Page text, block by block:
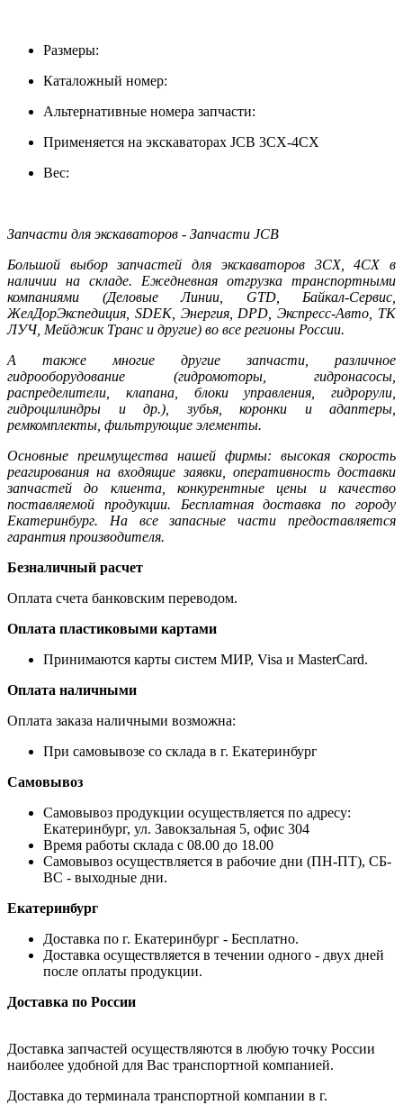
Размеры:
Каталожный номер:
Альтернативные номера запчасти:
Применяется на экскаваторах JCB 3CX-4CX
Вес:
Запчасти для экскаваторов - Запчасти JCB
Большой выбор запчастей для экскаваторов 3CX, 4CX в
наличии на складе. Ежедневная отгрузка транспортными
компаниями (Деловые Линии, GTD, Байкал-Сервис,
ЖелДорЭкспедиция, SDEK, Энергия, DPD, Экспресс-Авто, ТК
ЛУЧ, Мейджик Транс и другие) во все регионы России.
А также многие другие запчасти, различное
гидрооборудование (гидромоторы, гидронасосы,
распределители, клапана, блоки управления, гидрорули,
гидроцилиндры и др.), зубья, коронки и адаптеры,
ремкомплекты, фильтрующие элементы.
Основные преимущества нашей фирмы: высокая скорость
реагирования на входящие заявки, оперативность доставки
запчастей до клиента, конкурентные цены и качество
поставляемой продукции. Бесплатная доставка по городу
Екатеринбург. На все запасные части предоставляется
гарантия производителя.
Безналичный расчет
Оплата счета банковским переводом.
Оплата пластиковыми картами
Принимаются карты систем МИР, Visa и MasterCard.
Оплата наличными
Оплата заказа наличными возможна:
При самовывозе со склада в г. Екатеринбург
Самовывоз
Самовывоз продукции осуществляется по адресу:
Екатеринбург, ул. Завокзальная 5, офис 304
Время работы склада с 08.00 до 18.00
Самовывоз осуществляется в рабочие дни (ПН-ПТ), СБ-
ВС - выходные дни.
Екатеринбург
Доставка по г. Екатеринбург - Бесплатно.
Доставка осуществляется в течении одного - двух дней
после оплаты продукции.
Доставка по России
Доставка запчастей осуществляются в любую точку России
наиболее удобной для Вас транспортной компанией.
Доставка до терминала транспортной компании в г.